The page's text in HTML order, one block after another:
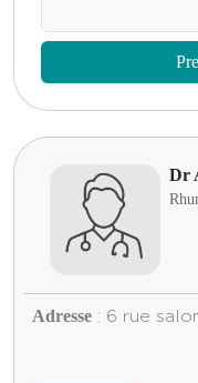
Dr
Adresse : 6 rue